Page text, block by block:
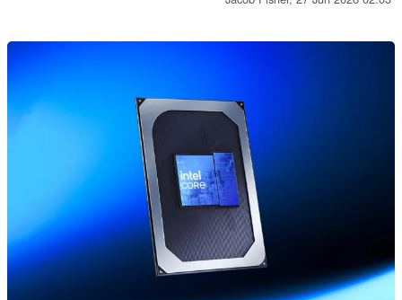
Однако дальнейшее повышение цен на процессоры
стоимости системы.